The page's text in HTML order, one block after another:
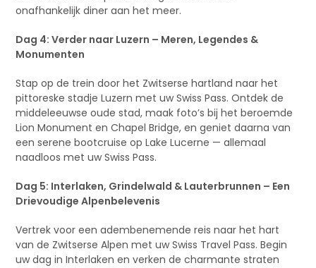
onafhankelijk diner aan het meer.
Dag 4: Verder naar Luzern – Meren, Legendes &
Monumenten
Stap op de trein door het Zwitserse hartland naar het
pittoreske stadje Luzern met uw Swiss Pass. Ontdek de
middeleeuwse oude stad, maak foto’s bij het beroemde
Lion Monument en Chapel Bridge, en geniet daarna van
een serene bootcruise op Lake Lucerne — allemaal
naadloos met uw Swiss Pass.
Dag 5: Interlaken, Grindelwald & Lauterbrunnen – Een
Drievoudige Alpenbelevenis
Vertrek voor een adembenemende reis naar het hart
van de Zwitserse Alpen met uw Swiss Travel Pass. Begin
uw dag in Interlaken en verken de charmante straten